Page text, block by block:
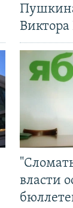
Виктора
власти